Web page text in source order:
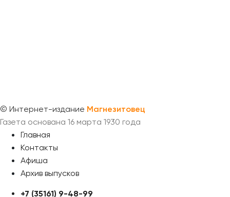
© Интернет-издание Магнезитовец
Газета основана 16 марта 1930 года
Главная
Контакты
Афиша
Архив выпусков
+7 (35161) 9-48-99